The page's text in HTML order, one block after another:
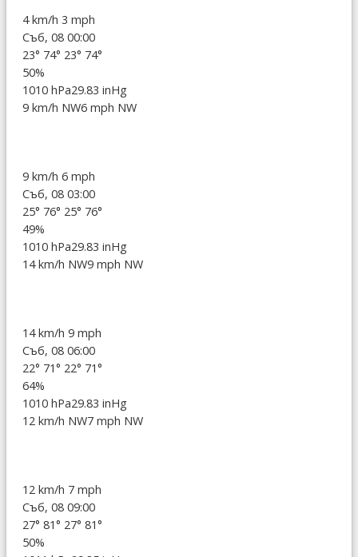
4 km/h 3 mph
Съб, 08 00:00
23° 74° 23° 74°
50%
1010 hPa29.83 inHg
9 km/h NW6 mph NW
9 km/h 6 mph
Съб, 08 03:00
25° 76° 25° 76°
49%
1010 hPa29.83 inHg
14 km/h NW9 mph NW
14 km/h 9 mph
Съб, 08 06:00
22° 71° 22° 71°
64%
1010 hPa29.83 inHg
12 km/h NW7 mph NW
12 km/h 7 mph
Съб, 08 09:00
27° 81° 27° 81°
50%